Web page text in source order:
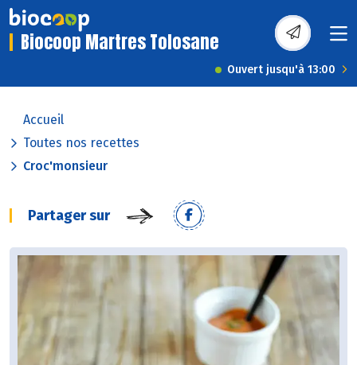
Biocoop Martres Tolosane
Ouvert jusqu'à 13:00
Accueil
Toutes nos recettes
Croc'monsieur
Partager sur